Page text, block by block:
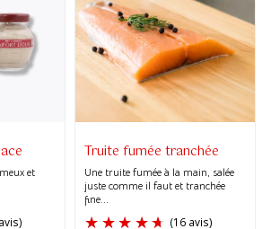
et
Truite fumée tranchée
Une truite fumée à la main, salée
juste comme il faut et tranchée
fine...